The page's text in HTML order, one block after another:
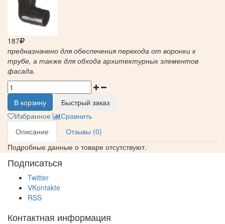
187
предназначено для обеспечения перехода от воронки к
трубе, а также для обхода архитектурных элементов
фасада.
В корзину
Быстрый заказ
Избранное
Сравнить
Описание
Отзывы (0)
Подробные данные о товаре отсутствуют.
Подписаться
Twitter
VKontakte
RSS
Контактная информация